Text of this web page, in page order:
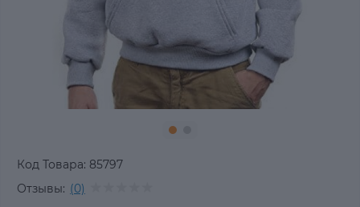
Код Товара: 85797
Отзывы: (0)